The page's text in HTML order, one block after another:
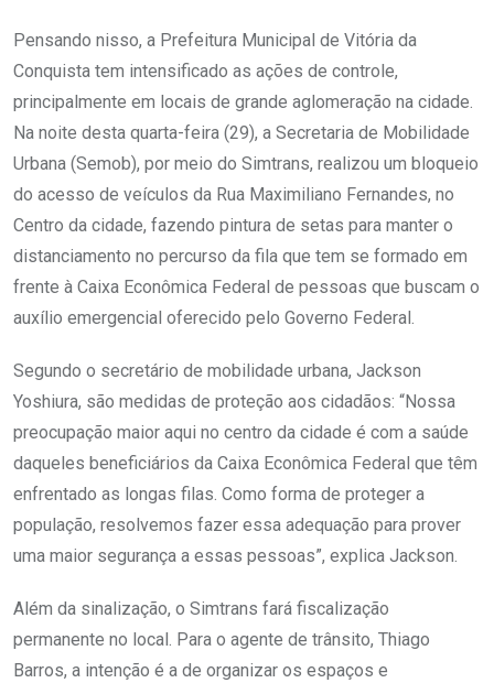
Pensando nisso, a Prefeitura Municipal de Vitória da
Conquista tem intensificado as ações de controle,
principalmente em locais de grande aglomeração na cidade.
Na noite desta quarta-feira (29), a Secretaria de Mobilidade
Urbana (Semob), por meio do Simtrans, realizou um bloqueio
do acesso de veículos da Rua Maximiliano Fernandes, no
Centro da cidade, fazendo pintura de setas para manter o
distanciamento no percurso da fila que tem se formado em
frente à Caixa Econômica Federal de pessoas que buscam o
auxílio emergencial oferecido pelo Governo Federal.
Segundo o secretário de mobilidade urbana, Jackson
Yoshiura, são medidas de proteção aos cidadãos: “Nossa
preocupação maior aqui no centro da cidade é com a saúde
daqueles beneficiários da Caixa Econômica Federal que têm
enfrentado as longas filas. Como forma de proteger a
população, resolvemos fazer essa adequação para prover
uma maior segurança a essas pessoas”, explica Jackson.
Além da sinalização, o Simtrans fará fiscalização
permanente no local. Para o agente de trânsito, Thiago
Barros, a intenção é a de organizar os espaços e